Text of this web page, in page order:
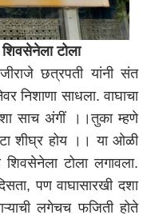
टोला
छत्रपती यांनी संत
निशाणा साधला. वाघाचा
साच अंगीं ।।तुका म्हणे
शीघ्र होय ।। या ओळी
टोला लगावला.
पण वाघासारखी दशा
लगेचच फजिती होते